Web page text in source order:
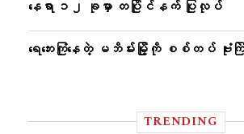
နေရာ ၁၂ ခုမှာ တပြိုင်နက် ပြုလုပ်
ရေဘေးကြုံနေတဲ့ မဘိမ်းမြို့ကို စစ်တပ် ဗုံးကြဲ
TRENDING